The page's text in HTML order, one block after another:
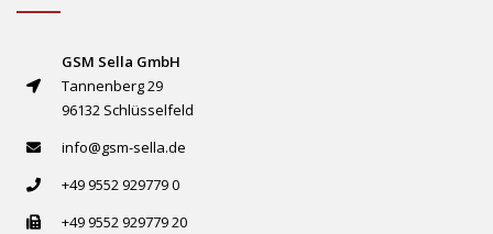
GSM Sella GmbH
Tannenberg 29
96132 Schlüsselfeld
info@gsm-sella.de
+49 9552 929779 0
+49 9552 929779 20